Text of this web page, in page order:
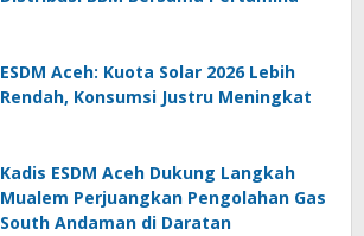
ESDM Aceh: Kuota Solar 2026 Lebih
Rendah, Konsumsi Justru Meningkat
Kadis ESDM Aceh Dukung Langkah
Mualem Perjuangkan Pengolahan Gas
South Andaman di Daratan